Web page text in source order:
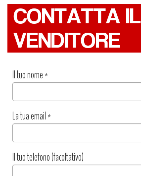
CONTATTA IL
VENDITORE
Il tuo nome*
La tua email*
Il tuo telefono (facoltativo)